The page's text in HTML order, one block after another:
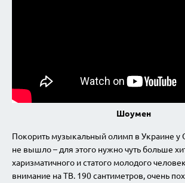
Шоумен
Покорить музыкальный олимп в Украине у
не вышло – для этого нужно чуть больше
харизматичного и статого молодого
внимание на ТВ. 190 сантиметров, очень